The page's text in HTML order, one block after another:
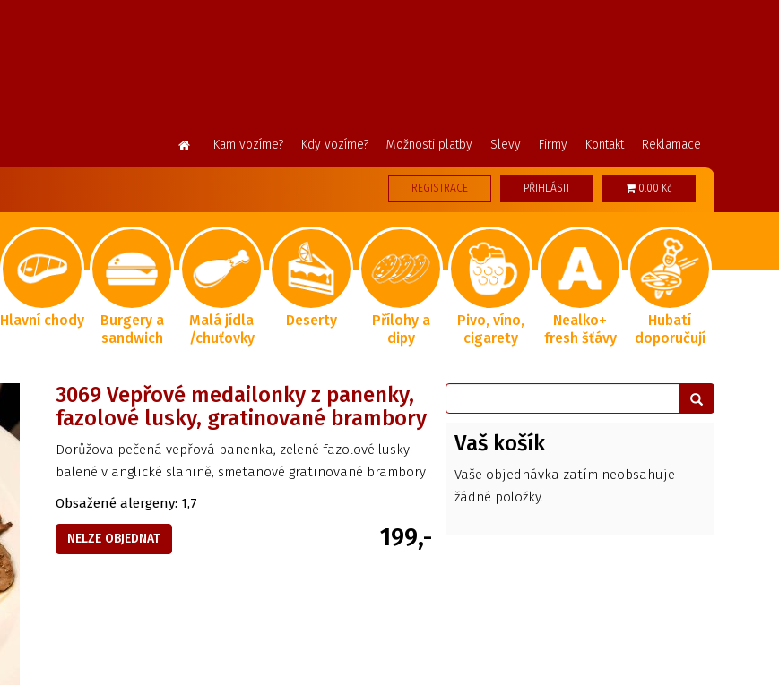
Kam vozíme? Kdy vozíme? Možnosti platby Slevy Firmy Kontakt Reklamace
REGISTRACE PŘIHLÁSIT 0.00 Kč
Hlavní chody
Burgery a
sandwich
Malá jídla
/chuťovky
Deserty
Přílohy a
dipy
Pivo, víno,
cigarety
Nealko+
fresh šťávy
Hubatí
doporučují
3069 Vepřové medailonky z panenky,
fazolové lusky, gratinované brambory
Dorůžova pečená vepřová panenka, zelené fazolové lusky
balené v anglické slanině, smetanové gratinované brambory
Obsažené alergeny: 1,7
NELZE OBJEDNAT 199,-
Vaš košík
Vaše objednávka zatím neobsahuje
žádné položky.